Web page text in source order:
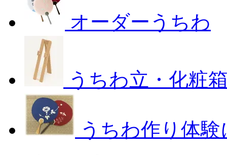
オーダーうちわ
うちわ立・化粧
うちわ作り体